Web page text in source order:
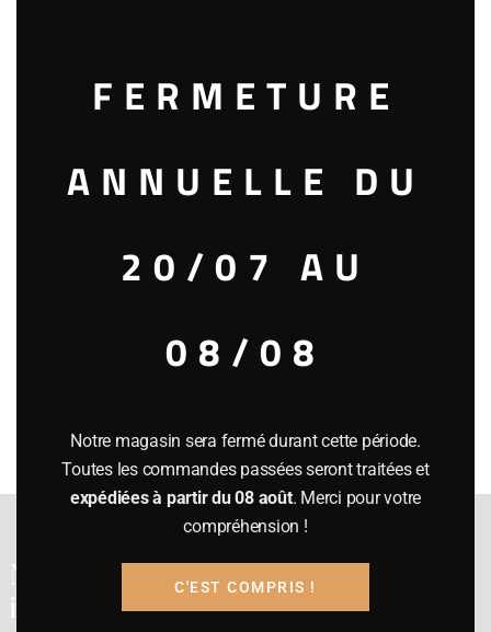
Bunnahabhain Feis Ile 2022 Abhainn Araig
135.00 €
WHISKY SINGLE MALT (Monde)
Notre cave a été
inaugurée en 1991
FERMETURE
ANNUELLE DU
20/07 AU
08/08
Notre magasin sera fermé durant cette période.
Toutes les commandes passées seront traitées et
expédiées à partir du 08 août. Merci pour votre
compréhension !
C'EST COMPRIS !